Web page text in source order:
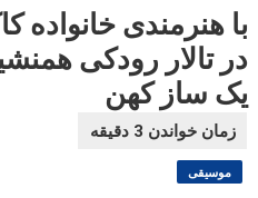
با هنرمندی خانواده
در تالار رودکی
یک ساز کهن
موسیقی